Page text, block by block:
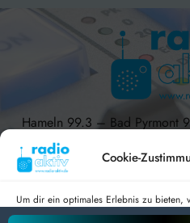
Cookie-
Um dir ein optimales Erlebnis zu bieten,
Cookies, um Geräteinformationen zu
Hameln 99.3 – Bad Pyrmont
DAB+